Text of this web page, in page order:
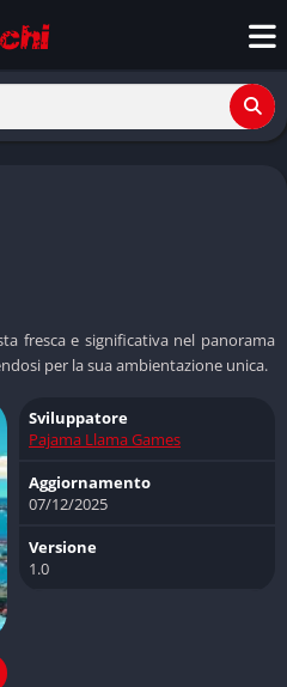
fresca e significativa nel panorama
per la sua ambientazione unica.
Sviluppatore
Pajama Llama Games
Aggiornamento
07/12/2025
Versione
1.0